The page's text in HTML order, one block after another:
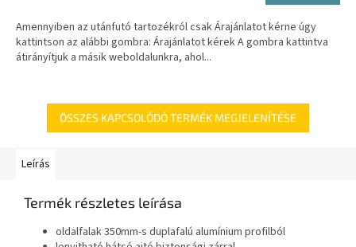
Amennyiben az utánfutó tartozékról csak Árajánlatot kérne úgy
kattintson az alábbi gombra: Árajánlatot kérek A gombra kattintva
átirányítjuk a másik weboldalunkra, ahol...
ÖSSZES KAPCSOLÓDÓ TERMÉK MEGJELENÍTÉSE
Leírás
Termék részletes leírása
oldalfalak 350mm-s duplafalú alumínium profilból